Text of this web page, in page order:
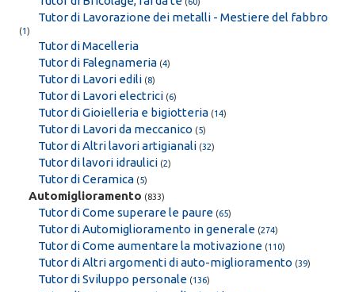
Tutor di Lavorazione dei metalli - Mestiere del fabbro
(1)
Tutor di Macelleria
Tutor di Falegnameria (4)
Tutor di Lavori edili (8)
Tutor di Lavori electrici (6)
Tutor di Gioielleria e bigiotteria (14)
Tutor di Lavori da meccanico (5)
Tutor di Altri lavori artigianali (32)
Tutor di lavori idraulici (2)
Tutor di Ceramica (5)
Automiglioramento (833)
Tutor di Come superare le paure (65)
Tutor di Automiglioramento in generale (274)
Tutor di Come aumentare la motivazione (110)
Tutor di Altri argomenti di auto-miglioramento (39)
Tutor di Sviluppo personale (136)